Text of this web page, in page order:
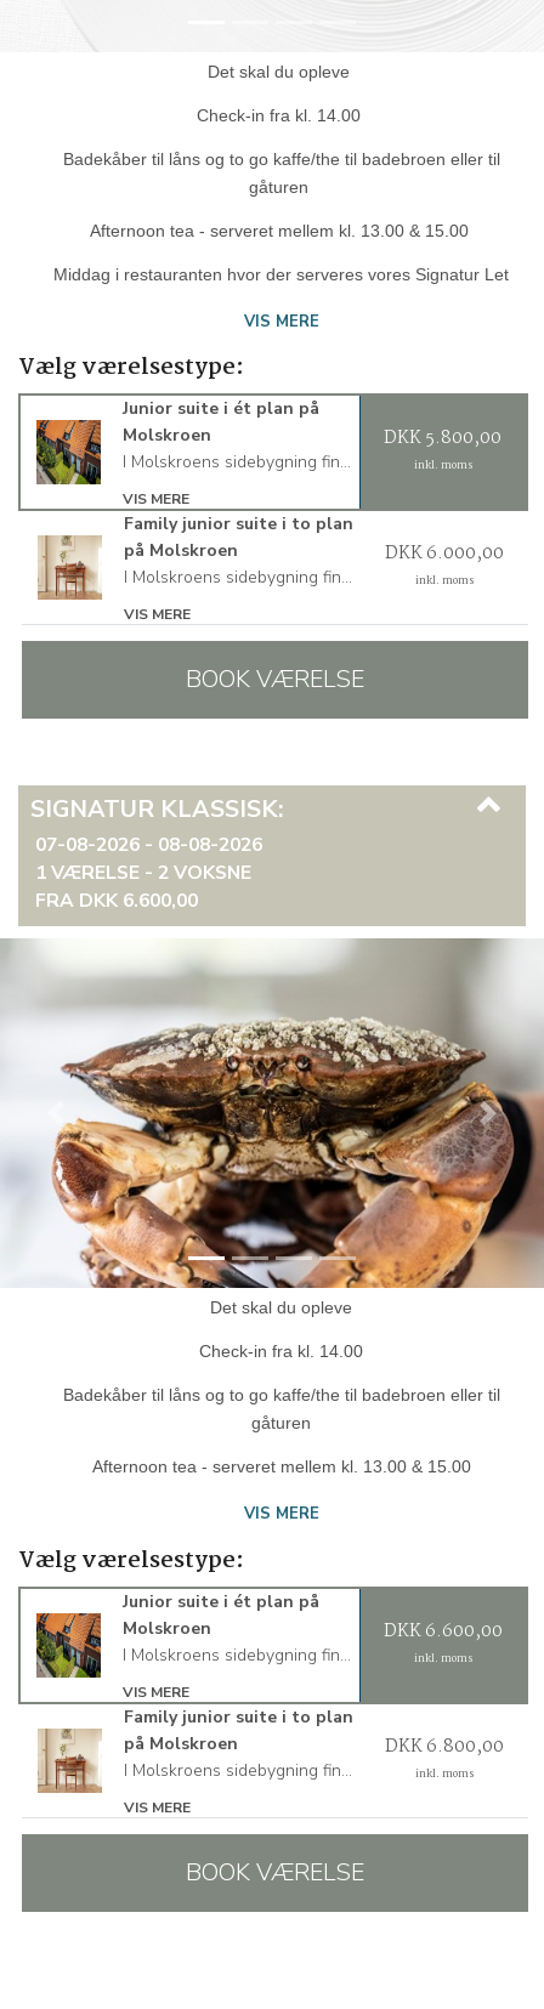
Det skal du opleve
Check-in fra kl. 14.00
Badekåber til låns og to go kaffe/the til badebroen eller til
gåturen
Afternoon tea - serveret mellem kl. 13.00 & 15.00
Middag i restauranten hvor der serveres vores Signatur Let
VIS MERE
Vælg værelsestype:
Junior suite i ét plan på
Molskroen
I Molskroens sidebygning finder man vores Family Junior Suite i ét plan. Dette værelse er let tilgængelig og uden trapper. Suiten har plads til to overnattende gæster og er indrettet med en dobbeltseng, biopejs og stort badeværelse i Philippe Starck-design. Junior Suiten i ét plan har også egen indgang, lille have med terrasse og mulighed for parkering ude foran.
VIS MERE
DKK 5.800,00
inkl. moms
Family junior suite i to plan
på Molskroen
I Molskroens sidebygning findes vores Family Junior Suiter i to plan. Suiterne har egen indgang, lille have med terrasse og mulighed for parkering ude foran. Suiterne har plads til op mod fire overnattende gæster og fordeler sig på to etager. I stueetagen er her entré, opholdsstue med biopejs og stort badeværelse med badekar i Philippe Starck-design. På 1. sal er her to soveværelser med en dobbeltseng i hver. Soveværelserne kan adskilles af en skydedør med gennemgang.
VIS MERE
DKK 6.000,00
inkl. moms
BOOK VÆRELSE
SIGNATUR KLASSISK:
07-08-2026 - 08-08-2026
1 VÆRELSE - 2VOKSNE
FRA DKK 6.600,00
Previous Next
Det skal du opleve
Check-in fra kl. 14.00
Badekåber til låns og to go kaffe/the til badebroen eller til
gåturen
Afternoon tea - serveret mellem kl. 13.00 & 15.00
VIS MERE
Vælg værelsestype:
Junior suite i ét plan på
Molskroen
I Molskroens sidebygning finder man vores Family Junior Suite i ét plan. Dette værelse er let tilgængelig og uden trapper. Suiten har plads til to overnattende gæster og er indrettet med en dobbeltseng, biopejs og stort badeværelse i Philippe Starck-design. Junior Suiten i ét plan har også egen indgang, lille have med terrasse og mulighed for parkering ude foran.
VIS MERE
DKK 6.600,00
inkl. moms
Family junior suite i to plan
på Molskroen
I Molskroens sidebygning findes vores Family Junior Suiter i to plan. Suiterne har egen indgang, lille have med terrasse og mulighed for parkering ude foran. Suiterne har plads til op mod fire overnattende gæster og fordeler sig på to etager. I stueetagen er her entré, opholdsstue med biopejs og stort badeværelse med badekar i Philippe Starck-design. På 1. sal er her to soveværelser med en dobbeltseng i hver. Soveværelserne kan adskilles af en skydedør med gennemgang.
VIS MERE
DKK 6.800,00
inkl. moms
BOOK VÆRELSE